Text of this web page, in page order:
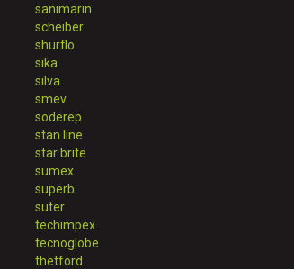
sanimarin
scheiber
shurflo
sika
silva
smev
soderep
stan line
star brite
sumex
superb
suter
techimpex
tecnoglobe
thetford